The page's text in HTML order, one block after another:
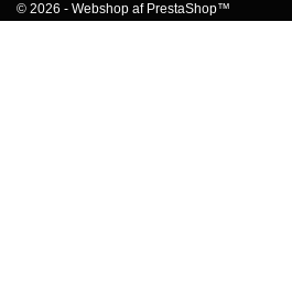
© 2026 - Webshop af PrestaShop™